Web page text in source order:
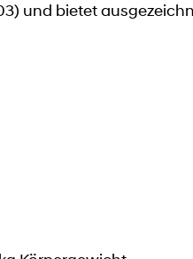
und bietet